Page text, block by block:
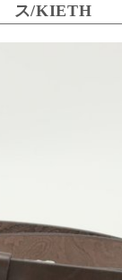
ス/KIETH